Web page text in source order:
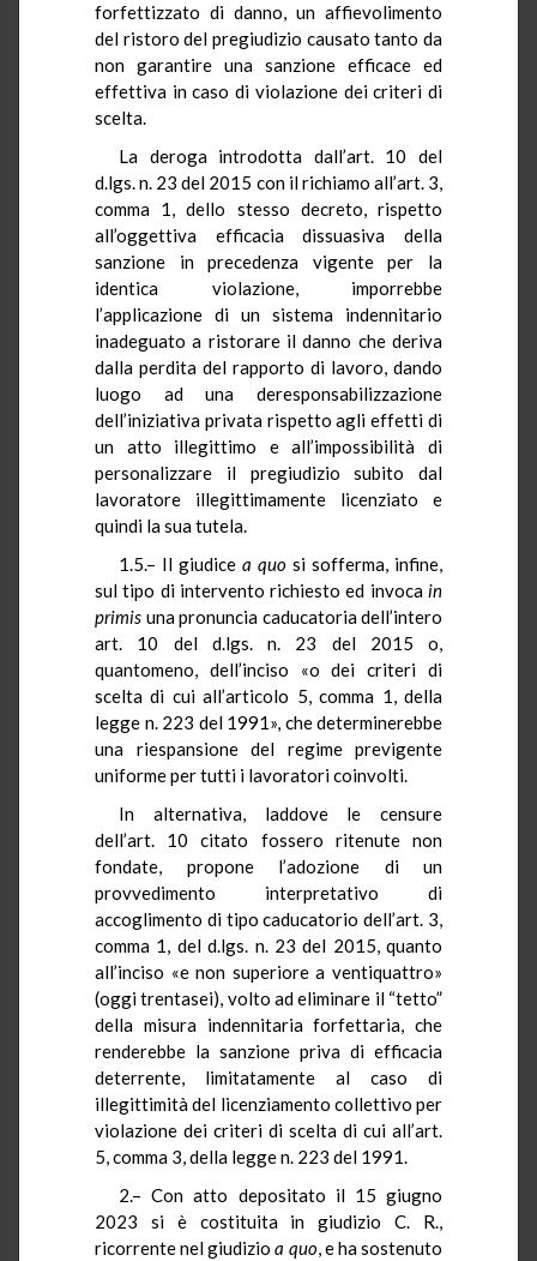
forfettizzato di danno, un affievolimento
del ristoro del pregiudizio causato tanto da
non garantire una sanzione efficace ed
effettiva in caso di violazione dei criteri di
scelta.
La deroga introdotta dall’art. 10 del
d.lgs. n. 23 del 2015 con il richiamo all’art. 3,
comma 1, dello stesso decreto, rispetto
all’oggettiva efficacia dissuasiva della
sanzione in precedenza vigente per la
identica violazione, imporrebbe
l’applicazione di un sistema indennitario
inadeguato a ristorare il danno che deriva
dalla perdita del rapporto di lavoro, dando
luogo ad una deresponsabilizzazione
dell’iniziativa privata rispetto agli effetti di
un atto illegittimo e all’impossibilità di
personalizzare il pregiudizio subito dal
lavoratore illegittimamente licenziato e
quindi la sua tutela.
1.5.– Il giudice a quo si sofferma, infine,
sul tipo di intervento richiesto ed invoca in
primis una pronuncia caducatoria dell’intero
art. 10 del d.lgs. n. 23 del 2015 o,
quantomeno, dell’inciso «o dei criteri di
scelta di cui all’articolo 5, comma 1, della
legge n. 223 del 1991», che determinerebbe
una riespansione del regime previgente
uniforme per tutti i lavoratori coinvolti.
In alternativa, laddove le censure
dell’art. 10 citato fossero ritenute non
fondate, propone l’adozione di un
provvedimento interpretativo di
accoglimento di tipo caducatorio dell’art. 3,
comma 1, del d.lgs. n. 23 del 2015, quanto
all’inciso «e non superiore a ventiquattro»
(oggi trentasei), volto ad eliminare il “tetto”
della misura indennitaria forfettaria, che
renderebbe la sanzione priva di efficacia
deterrente, limitatamente al caso di
illegittimità del licenziamento collettivo per
violazione dei criteri di scelta di cui all’art.
5, comma 3, della legge n. 223 del 1991.
2.– Con atto depositato il 15 giugno
2023 si è costituita in giudizio C. R.,
ricorrente nel giudizioa quo, e ha sostenuto